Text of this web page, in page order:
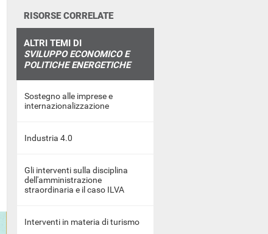
RISORSE CORRELATE
ALTRI TEMI DI
SVILUPPO ECONOMICO E
POLITICHE ENERGETICHE
Sostegno alle imprese e
internazionalizzazione
Industria 4.0
Gli interventi sulla disciplina
dell'amministrazione
straordinaria e il caso ILVA
Interventi in materia di turismo